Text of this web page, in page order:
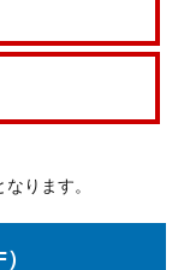
ります。